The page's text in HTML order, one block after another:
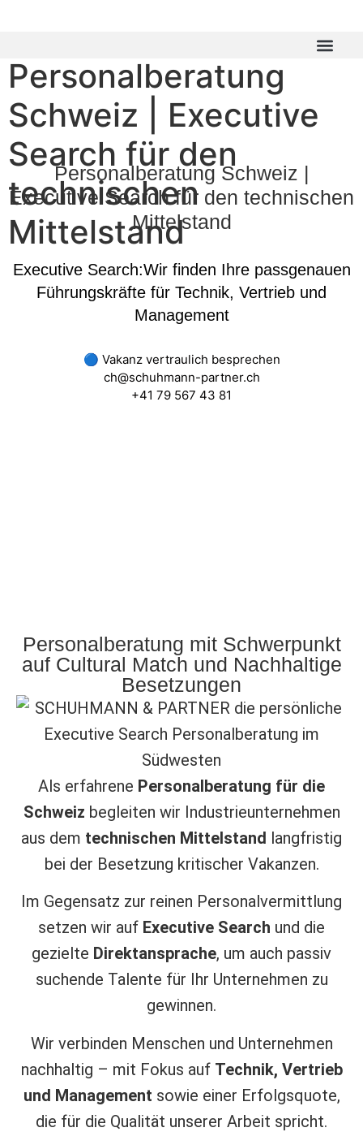
Personalberatung
Schweiz | Executive
Search für den
technischen
Mittelstand
Personalberatung Schweiz |
Executive Search für den technischen
Mittelstand
Executive Search:Wir finden Ihre passgenauen
Führungskräfte für Technik, Vertrieb und
Management
🔵 Vakanz vertraulich besprechen
ch@schuhmann-partner.ch
+41 79 567 43 81
Personalberatung mit Schwerpunkt
auf Cultural Match und Nachhaltige
Besetzungen
Als erfahrene Personalberatung für die
Schweiz begleiten wir Industrieunternehmen
aus dem technischen Mittelstand langfristig
bei der Besetzung kritischer Vakanzen.
Im Gegensatz zur reinen Personalvermittlung
setzen wir auf Executive Search und die
gezielte Direktansprache, um auch passiv
suchende Talente für Ihr Unternehmen zu
gewinnen.
Wir verbinden Menschen und Unternehmen
nachhaltig – mit Fokus auf Technik, Vertrieb
und Management sowie einer Erfolgsquote,
die für die Qualität unserer Arbeit spricht.